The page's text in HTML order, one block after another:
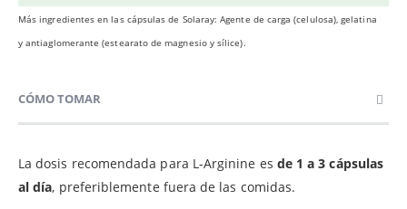
Más ingredientes en las cápsulas de Solaray: Agente de carga (celulosa), gelatina
y antiaglomerante (estearato de magnesio y sílice).
CÓMO TOMAR
La dosis recomendada para L-Arginine es de 1 a 3 cápsulas
al día, preferiblemente fuera de las comidas.